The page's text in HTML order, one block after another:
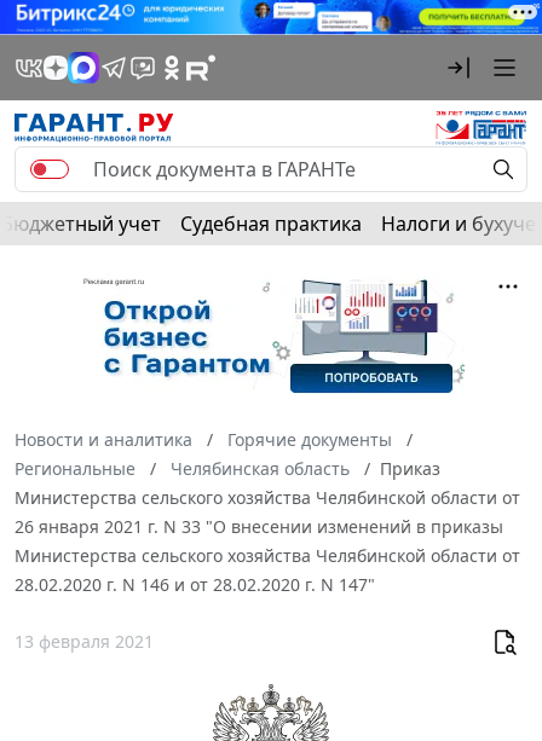
Бюджетный учет Судебная практика Налоги и
Новости и аналитика
Горячие документы
Региональные
Челябинская область
Приказ
Министерства сельского хозяйства Челябинской области от
26 января 2021 г. N 33 "О внесении изменений в приказы
Министерства сельского хозяйства Челябинской области от
28.02.2020 г. N 146 и от 28.02.2020 г. N 147"
13 февраля 2021